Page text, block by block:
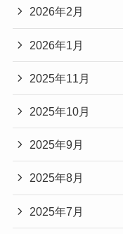
2026年2月
2026年1月
2025年11月
2025年10月
2025年9月
2025年8月
2025年7月